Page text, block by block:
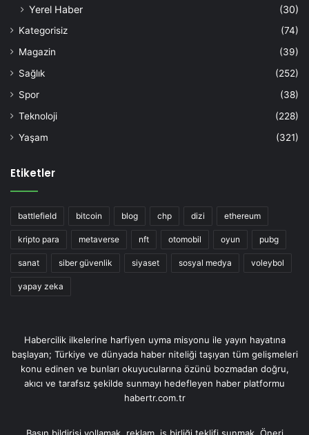
Yerel Haber
(30)
Kategorisiz
(74)
Magazin
(39)
Sağlık
(252)
Spor
(38)
Teknoloji
(228)
Yaşam
(321)
Etiketler
battlefield bitcoin blog chp dizi ethereum
kripto para metaverse nft otomobil oyun pubg
sanat siber güvenlik siyaset sosyal medya voleybol
yapay zeka
Habercilik ilkelerine harfiyen uyma misyonu ile yayın hayatına
başlayan; Türkiye ve dünyada haber niteliği taşıyan tüm gelişmeleri
konu edinen ve bunları okuyucularına özünü bozmadan doğru,
akıcı ve tarafsız şekilde sunmayı hedefleyen haber platformu
habertr.com.tr
Basın bildirisi yollamak, reklam, iş birliği teklifi sunmak. Öneri